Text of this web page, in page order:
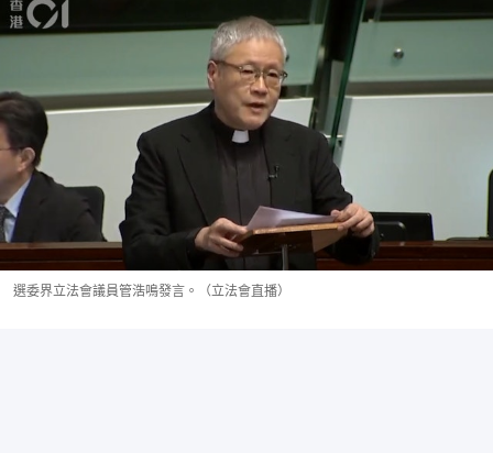
選委界立法會議員管浩鳴發言。（立法會直播）